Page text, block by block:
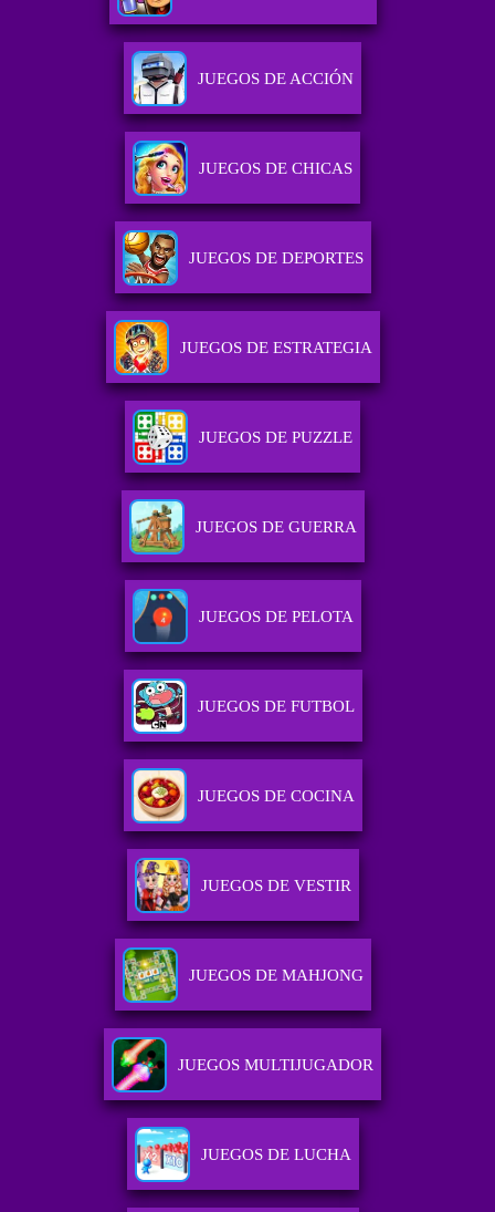
JUEGOS DE ACCIÓN
JUEGOS DE CHICAS
JUEGOS DE DEPORTES
JUEGOS DE ESTRATEGIA
JUEGOS DE PUZZLE
JUEGOS DE GUERRA
JUEGOS DE PELOTA
JUEGOS DE FUTBOL
JUEGOS DE COCINA
JUEGOS DE VESTIR
JUEGOS DE MAHJONG
JUEGOS MULTIJUGADOR
JUEGOS DE LUCHA